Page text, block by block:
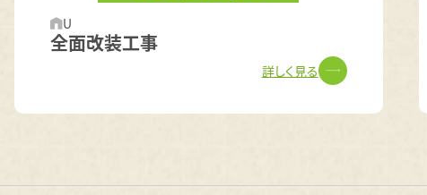
U
全面改装工事
詳しく見る